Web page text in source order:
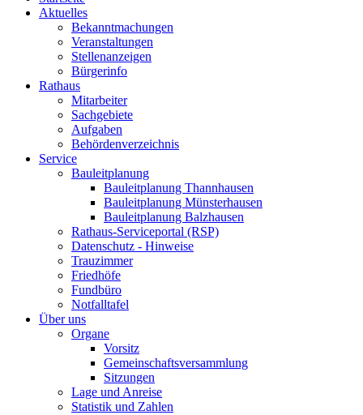
Aktuelles
Bekanntmachungen
Veranstaltungen
Stellenanzeigen
Bürgerinfo
Rathaus
Mitarbeiter
Sachgebiete
Aufgaben
Behördenverzeichnis
Service
Bauleitplanung
Bauleitplanung Thannhausen
Bauleitplanung Münsterhausen
Bauleitplanung Balzhausen
Rathaus-Serviceportal (RSP)
Datenschutz - Hinweise
Trauzimmer
Friedhöfe
Fundbüro
Notfalltafel
Über uns
Organe
Vorsitz
Gemeinschaftsversammlung
Sitzungen
Lage und Anreise
Statistik und Zahlen